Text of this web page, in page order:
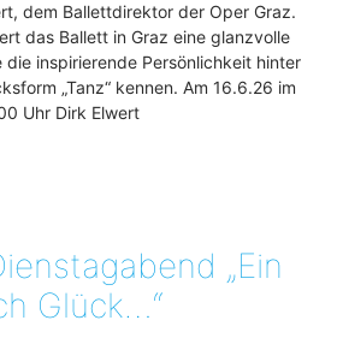
dem Ballettdirektor der Oper Graz.
das Ballett in Graz eine glanzvolle
die inspirierende Persönlichkeit hinter
„Tanz“ kennen. Am 16.6.26 im
Uhr Dirk Elwert
„Ein
Glück…“